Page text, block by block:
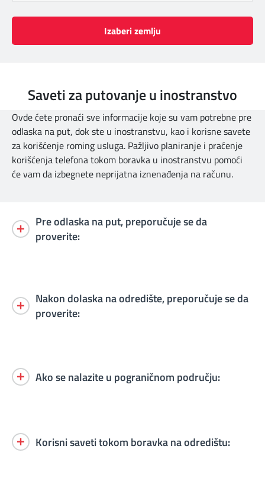
Izaberi zemlju
Saveti za putovanje u inostranstvo
Ovde ćete pronaći sve informacije koje su vam potrebne pre
odlaska na put, dok ste u inostranstvu, kao i korisne savete
za korišćenje roming usluga. Pažljivo planiranje i praćenje
korišćenja telefona tokom boravka u inostranstvu pomoći
će vam da izbegnete neprijatna iznenađenja na računu.
Pre odlaska na put, preporučuje se da
proverite:
Nakon dolaska na odredište, preporučuje se da
proverite:
Ako se nalazite u pograničnom području:
Korisni saveti tokom boravka na odredištu: